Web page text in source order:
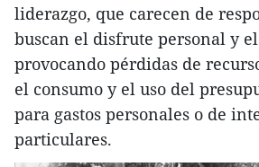
liderazgo, que carecen de
buscan el disfrute personal y
provocando pérdidas de
el consumo y el uso del
para gastos personales o de
particulares.